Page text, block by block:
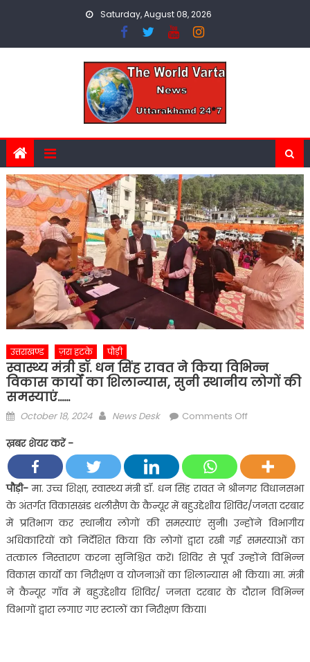
Saturday, August 08, 2026
उत्तराखण्ड ज़रा हटके पौड़ी
स्वास्थ्य मंत्री डॉ. धन सिंह रावत ने किया विभिन्न
विकास कार्यों का शिलान्यास, सुनी स्थानीय लोगों की
समस्याएं……
Posted
October 18, 2024 Author
News Desk Comments Offon
धन
सिंह
रावत
ने
किया
विभिन्न
विकास
कार्यों
ख़बर शेयर करें -
पौड़ी-मा. उच्च शिक्षा, स्वास्थ्य मंत्री डॉ. धन सिंह रावत ने श्रीनगर विधानसभा
के अंतर्गत विकासखंड थलीसैण के कैन्यूर में बहुउद्देशीय शिविर/जनता दरबार
में प्रतिभाग कर स्थानीय लोगों की समस्याएं सुनी। उन्होंने विभागीय
अधिकारियों को निर्देशित किया कि लोगों द्वारा रखी गई समस्याओं का
तत्काल निस्तारण करना सुनिश्चित करें। शिविर से पूर्व उन्होंने विभिन्न
विकास कार्यों का निरीक्षण व योजनाओं का शिलान्यास भी किया। मा. मंत्री
ने कैन्यूर गाँव में बहुउद्देशीय शिविर/ जनता दरबार के दौरान विभिन्न
विभागों द्वारा लगाए गए स्टालों का निरीक्षण किया।